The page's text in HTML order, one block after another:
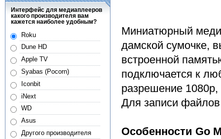
Миниатюрный
дамской сумочке,
встроенной
подключается к
разрешение 1080р,
Для записи файлов
Особенности Go
Интерфейс для медиаплееров
какого производителя вам
кажется наиболее удобным?
Roku
Dune HD
Apple TV
Syabas (Pocorn)
Iconbit
iNext
WD
Asus
Другого производителя